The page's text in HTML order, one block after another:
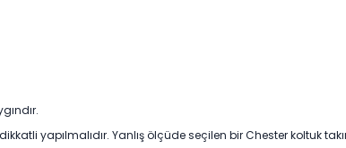
yapılmalıdır. Yanlış ölçüde seçilen bir Chester koltuk